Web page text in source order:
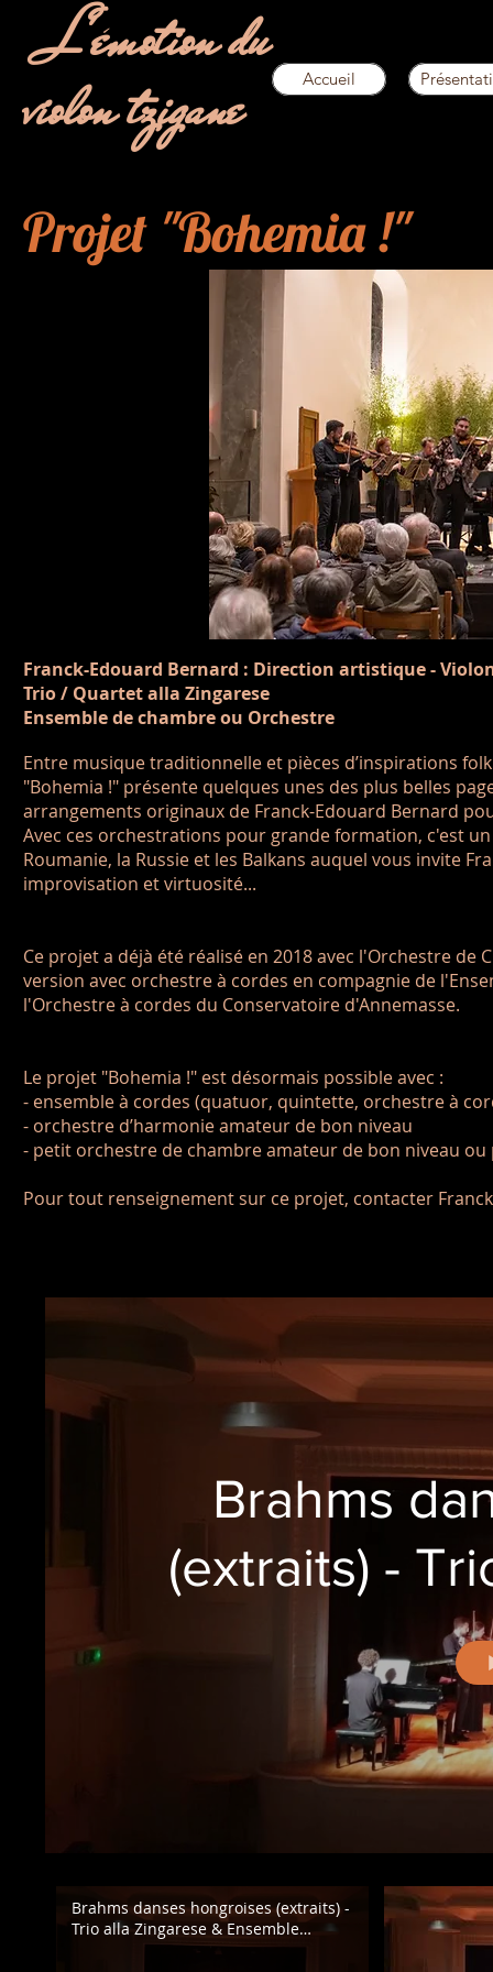
L'émotion du
violon tzigane Accueil
Projet "Bohemia !"
Franck-Edouard Bernard : Direction artistique -
Trio / Quartet alla Zingarese
Ensemble de chambre ou Orchestre
Entre musique traditionnelle et pièces d’inspirations
"Bohemia !" présente quelques unes des plus belles
arrangements originaux de Franck-Edouard Bernard
Avec ces orchestrations pour grande formation, c'est
Roumanie, la Russie et les Balkans auquel vous invite
improvisation et virtuosité...
Ce projet a déjà été réalisé en 2018 avec l'Orchestre de
version avec orchestre à cordes en compagnie de
l'Orchestre à cordes du Conservatoire d'Annemasse.
Le projet "Bohemia !" est désormais possible avec :
- ensemble à cordes (quatuor, quintette, orchestre à
- orchestre d’harmonie amateur de bon niveau
- petit orchestre de chambre amateur de bon niveau
Pour tout renseignement sur ce projet, contacter
Brahms
(extraits) -
Brahms danses hongroises (extraits) -
Trio alla Zingarese & Ensemble
Microcosme - "Bohemia !"